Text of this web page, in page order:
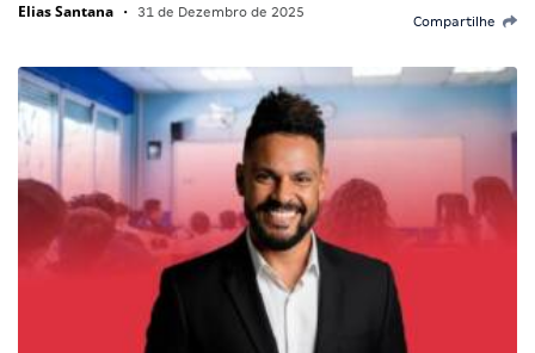
Elias Santana • 31 de Dezembro de 2025
Compartilhe